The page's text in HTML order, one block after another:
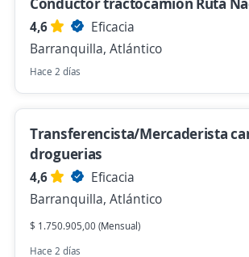
4,6
Eficacia
Barranquilla, Atlántico
Hace 2 días
Transferencista/Mercaderista
droguerias
4,6
Eficacia
Barranquilla, Atlántico
$ 1.750.905,00 (Mensual)
Hace 2 días